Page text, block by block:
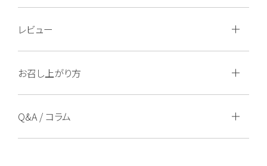
レビュー
お召し上がり方
Q&A / コラム